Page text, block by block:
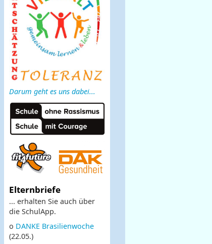
Darum geht es uns dabei...
Elternbriefe
... erhalten Sie auch über
die SchulApp.
o DANKE Brasilienwoche
(22.05.)